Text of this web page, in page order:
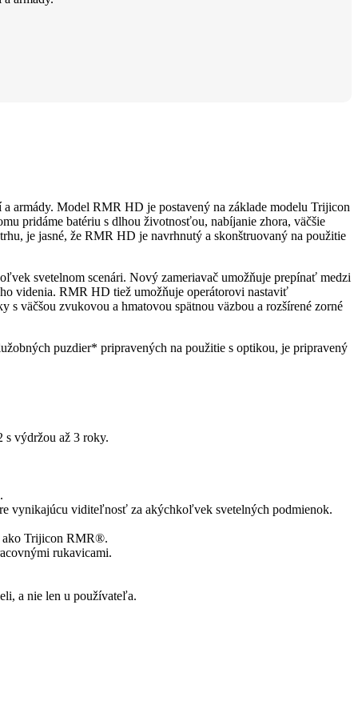
armády. Model RMR HD je postavený na základe modelu Trijicon
pridáme batériu s dlhou životnosťou, nabíjanie zhora, väčšie
je jasné, že RMR HD je navrhnutý a skonštruovaný na použitie
svetelnom scenári. Nový zameriavač umožňuje prepínať medzi
videnia. RMR HD tiež umožňuje operátorovi nastaviť
väčšou zvukovou a hmatovou spätnou väzbou a rozšírené zorné
puzdier* pripravených na použitie s optikou, je pripravený
s výdržou až 3 roky.
vynikajúcu viditeľnosť za akýchkoľvek svetelných podmienok.
ako Trijicon RMR®.
rukavicami.
a nie len u používateľa.